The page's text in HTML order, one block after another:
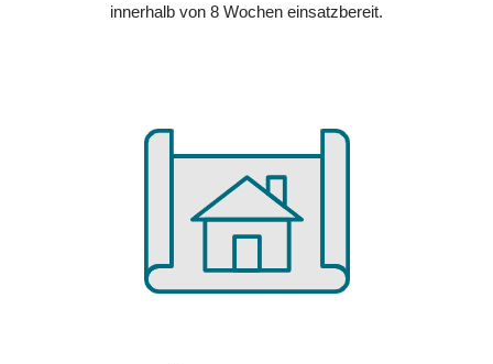
innerhalb von 8 Wochen einsatzbereit.